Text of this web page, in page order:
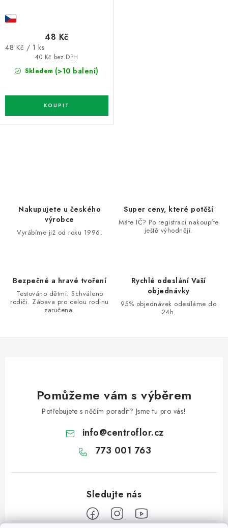
Skladem (>10 balení)
40 Kč bez DPH
48 Kč
Měrná
48 Kč / 1 ks
k
Nakupujete u českého
výrobce
Vyrábíme již od roku 1996.
Super ceny, které potěší
Máte IČ? Po registraci nakoupíte
ještě výhodněji.
Bezpečné a hravé tvoření
Testováno dětmi. Schváleno
rodiči. Zábava pro celou rodinu
zaručena.
Rychlé odeslání Vaší
objednávky
95% objednávek odesíláme do
24h.
Pomůžeme vám s výběrem
Potřebujete s něčím poradit? Jsme tu pro vás!
info@centroflor.cz
773 001 763